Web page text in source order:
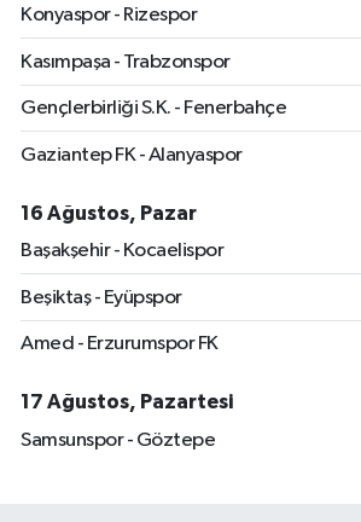
Konyaspor - Rizespor
Kasımpaşa - Trabzonspor
Gençlerbirliği S.K. - Fenerbahçe
Gaziantep FK - Alanyaspor
16 Ağustos, Pazar
Başakşehir - Kocaelispor
Beşiktaş - Eyüpspor
Amed - Erzurumspor FK
17 Ağustos, Pazartesi
Samsunspor - Göztepe